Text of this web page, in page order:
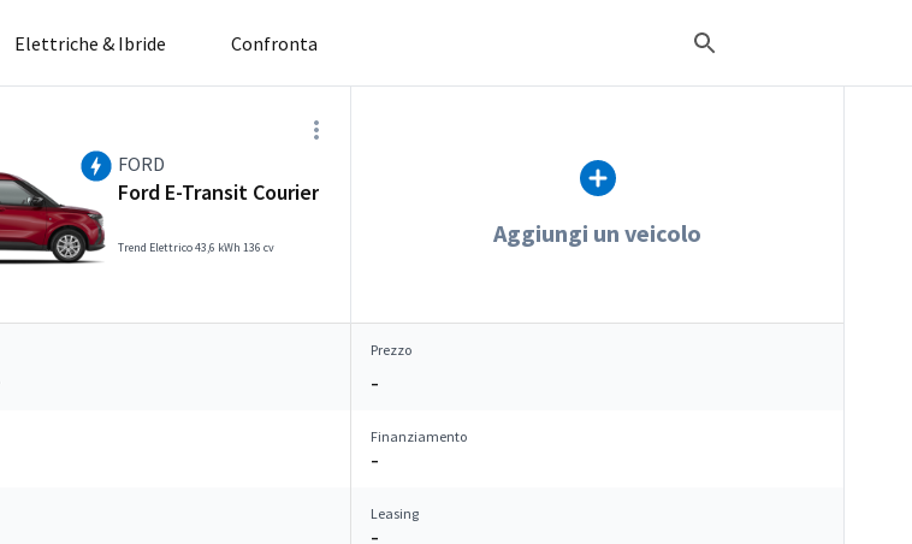
Elettriche & Ibride Confronta
FORD
Ford E-Transit Courier
Trend Elettrico 43,6 kWh 136 cv Aggiungi un veicolo
Prezzo
–
Finanziamento
–
Leasing
–